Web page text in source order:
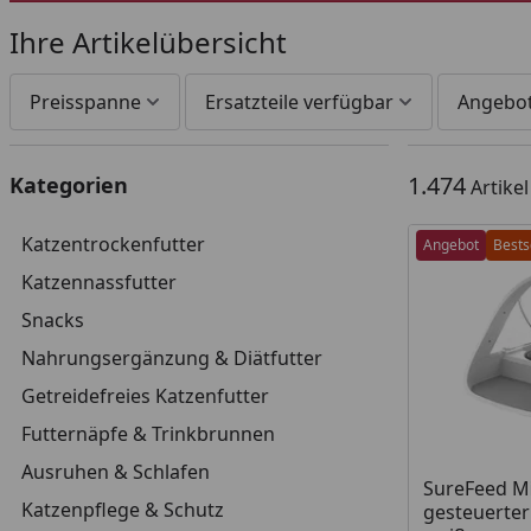
Ihre Artikelübersicht
Preisspanne Ersatzteile verfügbar
Kategorien
Katzentrockenfutter
Katzennassfutter
Snacks
Nahrungsergänzung & Diätfutter
Getreidefreies Katzenfutter
Futternäpfe & Trinkbrunnen
Ausruhen & Schlafen
Katzenpflege & Schutz
1.474
Angebot
SureFeed